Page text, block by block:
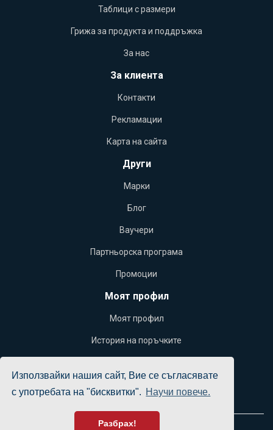
Използвайки нашия сайт, Вие се съгласявате
с употребата на "бисквитки". Научи повече.
Разбрах!
Таблици с размери
Грижа за продукта и поддръжка
За нас
За клиента
Контакти
Рекламации
Карта на сайта
Други
Марки
Блог
Ваучери
Партньорска програма
Промоции
Моят профил
Моят профил
История на поръчките